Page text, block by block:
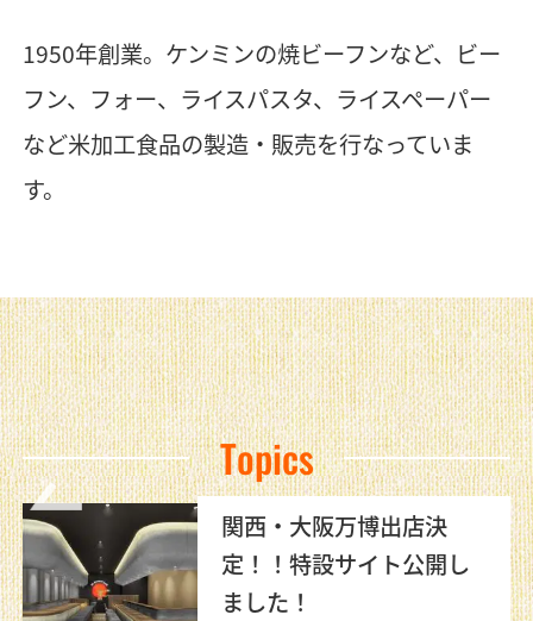
1950年創業。ケンミンの焼ビーフンなど、ビー
フン、フォー、ライスパスタ、ライスペーパー
など米加工食品の製造・販売を行なっていま
す。
Topics
関西・大阪万博出店決
定！！特設サイト公開し
ました！